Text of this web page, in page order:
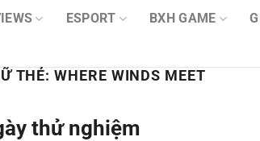
ESPORT BXH GAME
THẺ:WHERE WINDS MEET
thử nghiệm